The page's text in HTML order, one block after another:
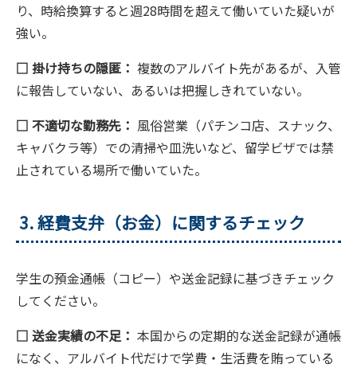
り、時給換算すると週28時間を超えて働いていた疑いが
強い。
□ 掛け持ちの隠匿： 複数のアルバイト先があるが、入管
に報告していない、あるいは把握しきれていない。
□ 不適切な勤務先： 風俗営業（パチンコ店、スナック、
キャバクラ等）での清掃や皿洗いなど、留学ビザでは禁
止されている場所で働いていた。
3. 経費支弁（お金）に関するチェック
学生の預金通帳（コピー）や送金記録に基づきチェック
してください。
□ 送金実績の不足： 本国からの定期的な送金記録が通帳
になく、アルバイト代だけで学費・生活費を賄っている